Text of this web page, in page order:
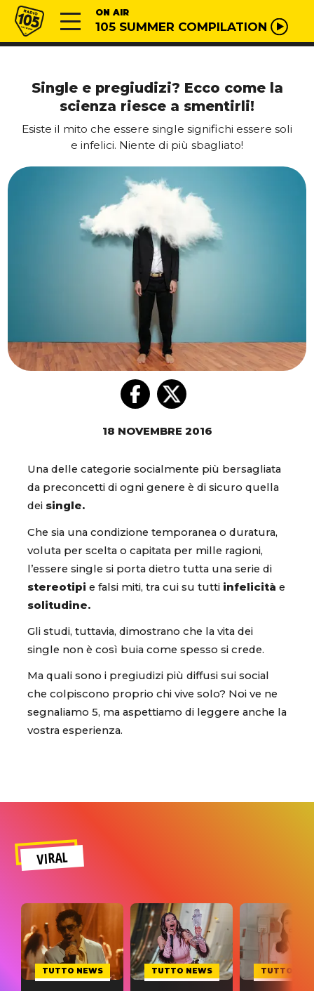
Vai al contenuto
Radio 105 ON AIR
105 SUMMER COMPILATION
Single e pregiudizi? Ecco come la
scienza riesce a smentirli!
Esiste il mito che essere single significhi essere soli
e infelici. Niente di più sbagliato!
18 NOVEMBRE 2016
Una delle categorie socialmente più bersagliata
da preconcetti di ogni genere è di sicuro quella
dei single.
Che sia una condizione temporanea o duratura,
voluta per scelta o capitata per mille ragioni,
l’essere single si porta dietro tutta una serie di
stereotipi e falsi miti, tra cui su tutti infelicità e
solitudine.
Gli studi, tuttavia, dimostrano che la vita dei
single non è così buia come spesso si crede.
Ma quali sono i pregiudizi più diffusi sui social
che colpiscono proprio chi vive solo? Noi ve ne
segnaliamo 5, ma aspettiamo di leggere anche la
vostra esperienza.
VIRAL
TUTTO NEWS TUTTO NEWS TUTTO